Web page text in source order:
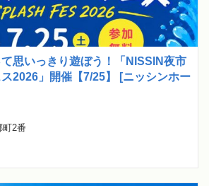
思いっきり遊ぼう！「NISSIN夜市
2026」開催【7/25】 [ニッシンホー
町2番